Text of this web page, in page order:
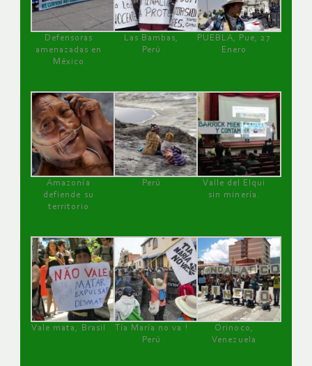
Defensoras
amenazadas en
México
Las Bambas,
Perú
PUEBLA, Pue, 27
Enero
Amazonía
defiende su
territorio
Perú
Valle del Elqui
sin minería.
Vale mata, Brasil
Tía María no va !
Perú
Orinoco,
Venezuela